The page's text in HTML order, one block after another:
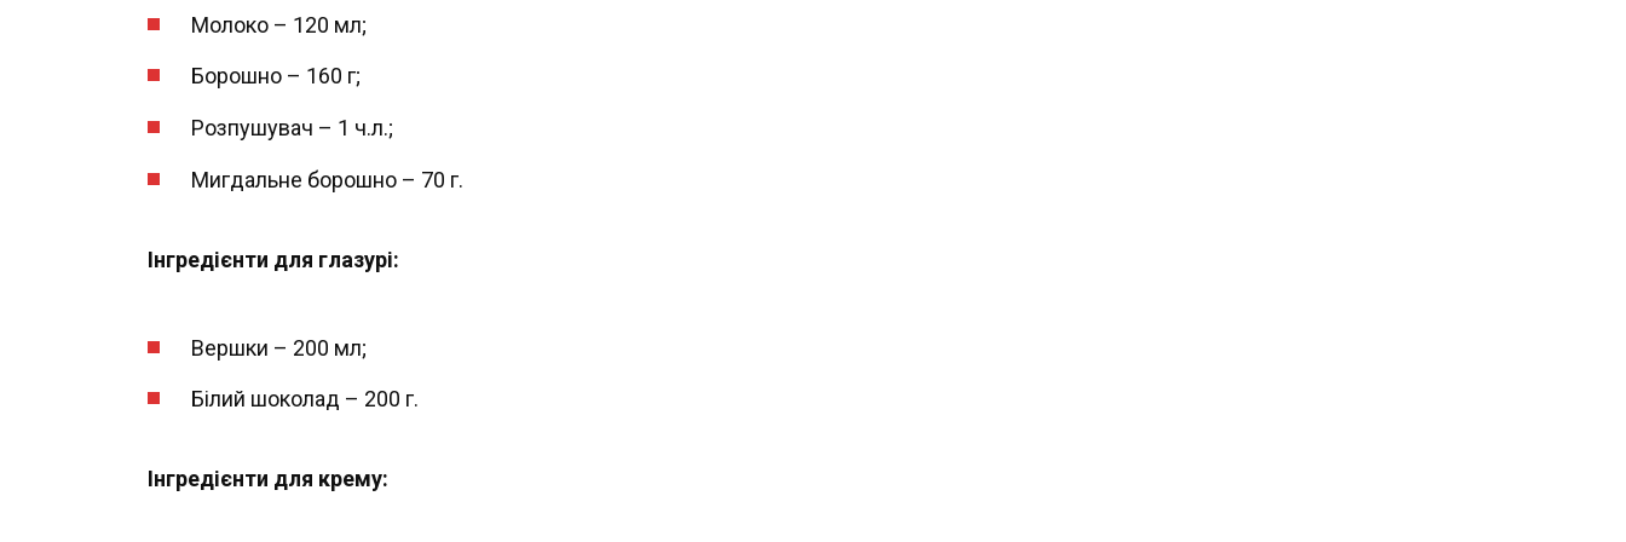
Молоко – 120 мл;
Борошно – 160 г;
Розпушувач – 1 ч.л.;
Мигдальне борошно – 70 г.
Інгредієнти для глазурі:
Вершки – 200 мл;
Білий шоколад – 200 г.
Інгредієнти для крему: